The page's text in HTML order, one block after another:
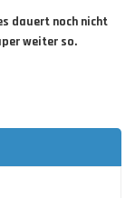
dauert noch nicht
weiter so.